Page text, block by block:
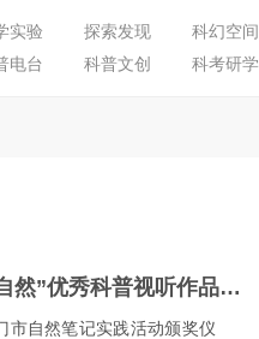
实验 探索发现 科幻空间
电台 科普文创 科考研学
2025年第四届厦门市自然笔记实践活动“说自然”优秀科普视听作品被推选在“知识就是力量科普视听行动”官方平台展播啦！
市自然笔记实践活动颁奖仪